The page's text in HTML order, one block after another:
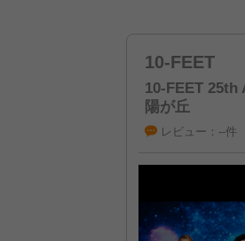
10-FEET
10-FEET 25th
陽が丘
レビュー：--件